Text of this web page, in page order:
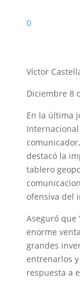
0
Víctor
Diciembre 8
En la última
destacó la
tablero
ofensiva del
Aseguró que
enorme
grandes
entrenarlos y
respuesta a